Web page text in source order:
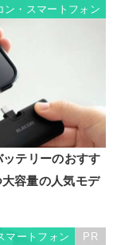
ン・スマートフォン
テリーのおすす
容量の人気モデ
マートフォン PR